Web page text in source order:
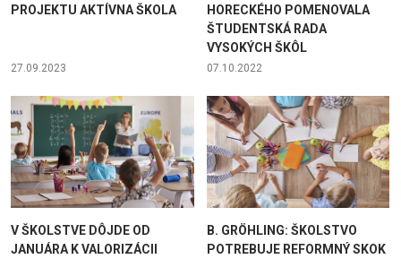
PROJEKTU AKTÍVNA ŠKOLA
27.09.2023
HORECKÉHO POMENOVALA
ŠTUDENTSKÁ RADA
VYSOKÝCH ŠKÔL
07.10.2022
V ŠKOLSTVE DÔJDE OD
JANUÁRA K VALORIZÁCII
B. GRÖHLING: ŠKOLSTVO
POTREBUJE REFORMNÝ SKOK